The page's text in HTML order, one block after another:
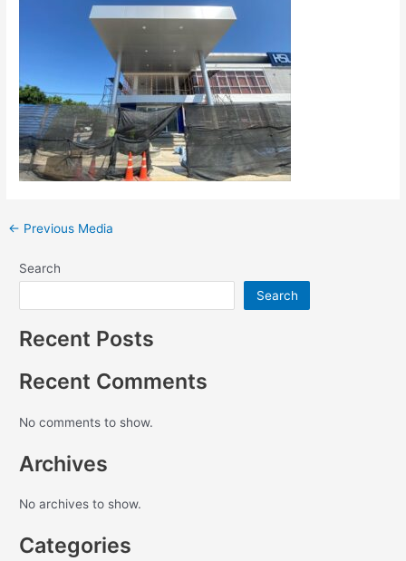
← Previous Media
Search
Search
Recent Posts
Recent Comments
No comments to show.
Archives
No archives to show.
Categories